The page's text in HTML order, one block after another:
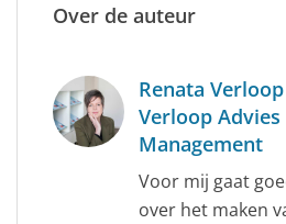
Over de auteur
Renata Verloop
Verloop Advies
Management
Voor mij gaat
over het maken